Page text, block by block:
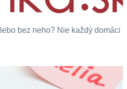
bez neho? Nie každý domáci